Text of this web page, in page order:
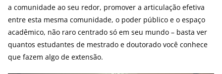
a comunidade ao seu redor, promover a articulação efetiva
entre esta mesma comunidade, o poder público e o espaço
acadêmico, não raro centrado só em seu mundo – basta ver
quantos estudantes de mestrado e doutorado você conhece
que fazem algo de extensão.